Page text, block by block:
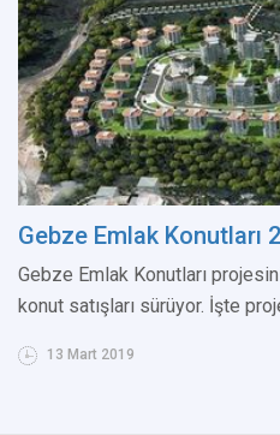
Gebze Emlak Konutları
Gebze Emlak Konutları
konut satışları sürüyor. İşte
13 Mart 2019